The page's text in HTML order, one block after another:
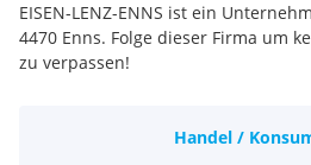
EISEN-LENZ-ENNS ist ein
4470 Enns. Folge dieser Firma um
zu verpassen!
Handel /